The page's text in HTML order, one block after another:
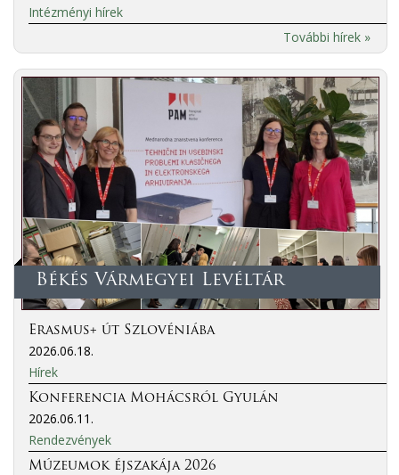
Intézményi hírek
További hírek »
Békés Vármegyei Levéltár
Erasmus+ út Szlovéniába
2026.06.18.
Hírek
Konferencia Mohácsról Gyulán
2026.06.11.
Rendezvények
Múzeumok éjszakája 2026